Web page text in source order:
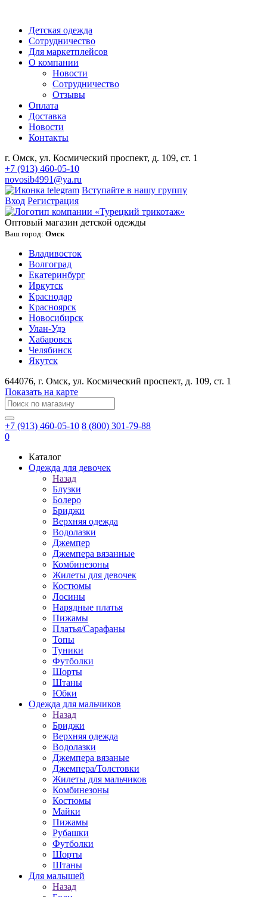
Детская одежда
Сотрудничество
Для маркетплейсов
О компании
Новости
Сотрудничество
Отзывы
Оплата
Доставка
Новости
Контакты
г. Омск, ул. Космический проспект, д. 109, ст. 1
+7 (913) 460-05-10
novosib4991@ya.ru
Вступайте в нашу группу
Вход Регистрация
Оптовый магазин детской одежды
Ваш город: Омск
Владивосток
Волгоград
Екатеринбург
Иркутск
Краснодар
Красноярск
Новосибирск
Улан-Удэ
Хабаровск
Челябинск
Якутск
644076, г. Омск, ул. Космический проспект, д. 109, ст. 1
Показать на карте
+7 (913) 460-05-10 8 (800) 301-79-88
0
Каталог
Одежда для девочек
Назад
Блузки
Болеро
Бриджи
Верхняя одежда
Водолазки
Джемпер
Джемпера вязанные
Комбинезоны
Жилеты для девочек
Костюмы
Лосины
Нарядные платья
Пижамы
Платья/Сарафаны
Топы
Туники
Футболки
Шорты
Штаны
Юбки
Одежда для мальчиков
Назад
Бриджи
Верхняя одежда
Водолазки
Джемпера вязаные
Джемпера/Толстовки
Жилеты для мальчиков
Комбинезоны
Костюмы
Майки
Пижамы
Рубашки
Футболки
Шорты
Штаны
Для малышей
Назад